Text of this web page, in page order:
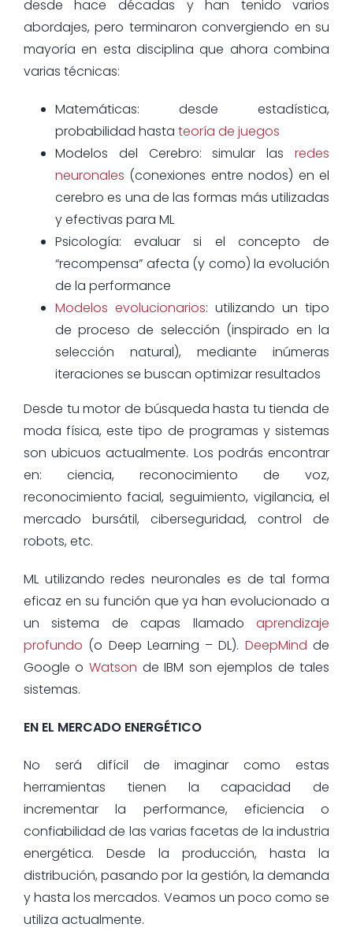
desde hace décadas y han tenido varios
abordajes, pero terminaron convergiendo en su
mayoría en esta disciplina que ahora combina
varias técnicas:
Matemáticas: desde estadística,
probabilidad hasta teoría de juegos
Modelos del Cerebro: simular lasredes
neuronales (conexiones entre nodos) en el
cerebro es una de las formas más utilizadas
y efectivas para ML
Psicología: evaluar si el concepto de
“recompensa” afecta (y como) la evolución
de la performance
Modelos evolucionarios: utilizando un tipo
de proceso de selección (inspirado en la
selección natural), mediante inúmeras
iteraciones se buscan optimizar resultados
Desde tu motor de búsqueda hasta tu tienda de
moda física, este tipo de programas y sistemas
son ubicuos actualmente. Los podrás encontrar
en: ciencia, reconocimiento de voz,
reconocimiento facial, seguimiento, vigilancia, el
mercado bursátil, ciberseguridad, control de
robots, etc.
ML utilizando redes neuronales es de tal forma
eficaz en su función que ya han evolucionado a
un sistema de capas llamadoaprendizaje
profundo (o Deep Learning – DL). DeepMind de
Google o Watson de IBM son ejemplos de tales
sistemas.
EN EL MERCADO ENERGÉTICO
No será difícil de imaginar como estas
herramientas tienen la capacidad de
incrementar la performance, eficiencia o
confiabilidad de las varias facetas de la industria
energética. Desde la producción, hasta la
distribución, pasando por la gestión, la demanda
y hasta los mercados. Veamos un poco como se
utiliza actualmente.